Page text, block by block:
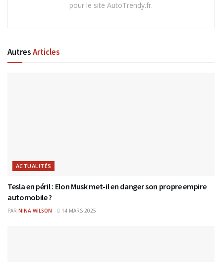
pour le site AutoTrendy.fr.
AutresArticles
ACTUALITÉS
Tesla en péril : Elon Musk met-il en danger son propre empire
automobile ?
PAR NINA WILSON 14 MARS 2025